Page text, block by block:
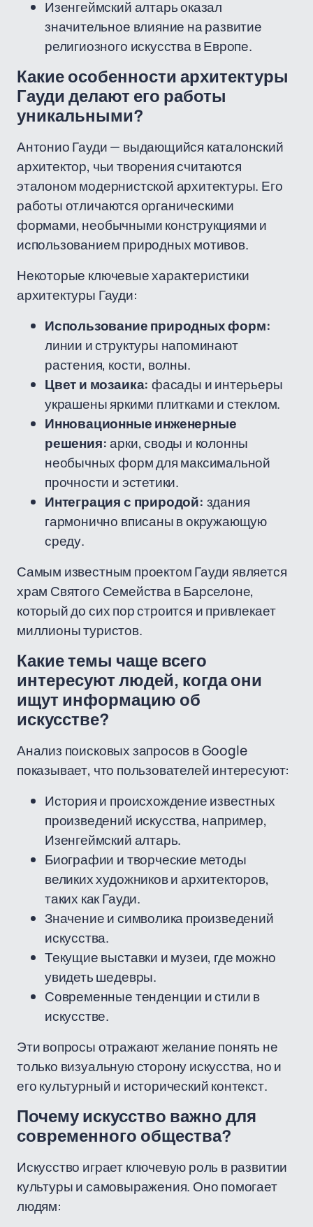
Изенгеймский алтарь оказал
значительное влияние на развитие
религиозного искусства в Европе.
Какие особенности архитектуры
Гауди делают его работы
уникальными?
Антонио Гауди — выдающийся каталонский
архитектор, чьи творения считаются
эталоном модернистской архитектуры. Его
работы отличаются органическими
формами, необычными конструкциями и
использованием природных мотивов.
Некоторые ключевые характеристики
архитектуры Гауди:
Использование природных форм:
линии и структуры напоминают
растения, кости, волны.
Цвет и мозаика: фасады и интерьеры
украшены яркими плитками и стеклом.
Инновационные инженерные
решения:арки, своды и колонны
необычных форм для максимальной
прочности и эстетики.
Интеграция с природой: здания
гармонично вписаны в окружающую
среду.
Самым известным проектом Гауди является
храм Святого Семейства в Барселоне,
который до сих пор строится и привлекает
миллионы туристов.
Какие темы чаще всего
интересуют людей, когда они
ищут информацию об
искусстве?
Анализ поисковых запросов в Google
показывает, что пользователей интересуют:
История и происхождение известных
произведений искусства, например,
Изенгеймский алтарь.
Биографии и творческие методы
великих художников и архитекторов,
таких как Гауди.
Значение и символика произведений
искусства.
Текущие выставки и музеи, где можно
увидеть шедевры.
Современные тенденции и стили в
искусстве.
Эти вопросы отражают желание понять не
только визуальную сторону искусства, но и
его культурный и исторический контекст.
Почему искусство важно для
современного общества?
Искусство играет ключевую роль в развитии
культуры и самовыражения. Оно помогает
людям: